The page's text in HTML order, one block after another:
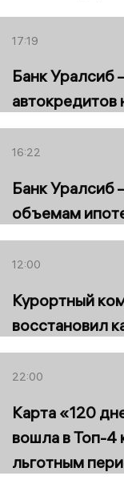
17:19
Банк Уралсиб
автокредитов
16:22
Банк Уралсиб
объемам
12:00
Курортный
восстановил
22:00
Карта «120
вошла в Топ-4
льготным